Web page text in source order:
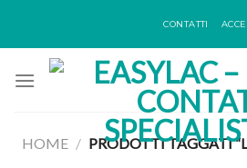
CONTATTI
HOME / PRODOTTI TAGGATI